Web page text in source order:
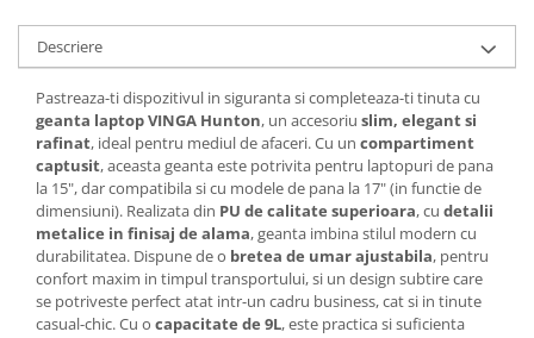
Tipografie si stampile
Caiete si blocnotesuri
personalizate
Stampile, tusiere si tus
Protectia muncii si Imbracaminte
Imbracaminte
Tricouri
Bluze & Pulovere
Descriere
Pastreaza-ti dispozitivul in siguranta si completeaza-ti tinuta cu
geanta laptop VINGA Hunton, un accesoriu slim, elegant si
rafinat, ideal pentru mediul de afaceri. Cu un compartiment
captusit, aceasta geanta este potrivita pentru laptopuri de pana
la 15", dar compatibila si cu modele de pana la 17" (in functie de
dimensiuni). Realizata din PU de calitate superioara, cu detalii
metalice in finisaj de alama, geanta imbina stilul modern cu
durabilitatea. Dispune de o bretea de umar ajustabila, pentru
confort maxim in timpul transportului, si un design subtire care
se potriveste perfect atat intr-un cadru business, cat si in tinute
casual-chic. Cu o capacitate de 9L, este practica si suficienta